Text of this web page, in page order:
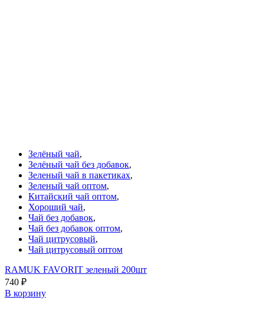
Зелёный чай,
Зелёный чай без добавок,
Зеленый чай в пакетиках,
Зеленый чай оптом,
Китайский чай оптом,
Хороший чай,
Чай без добавок,
Чай без добавок оптом,
Чай цитрусовый,
Чай цитрусовый оптом
RAMUK FAVORIT зеленый 200шт
740 ₽
В корзину